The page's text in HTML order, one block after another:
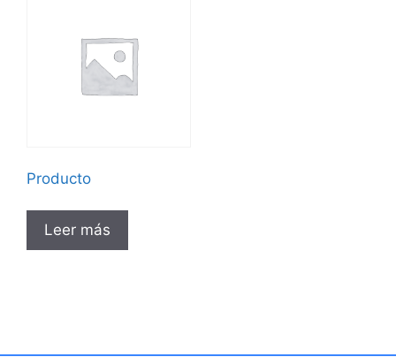
Producto
Leer más